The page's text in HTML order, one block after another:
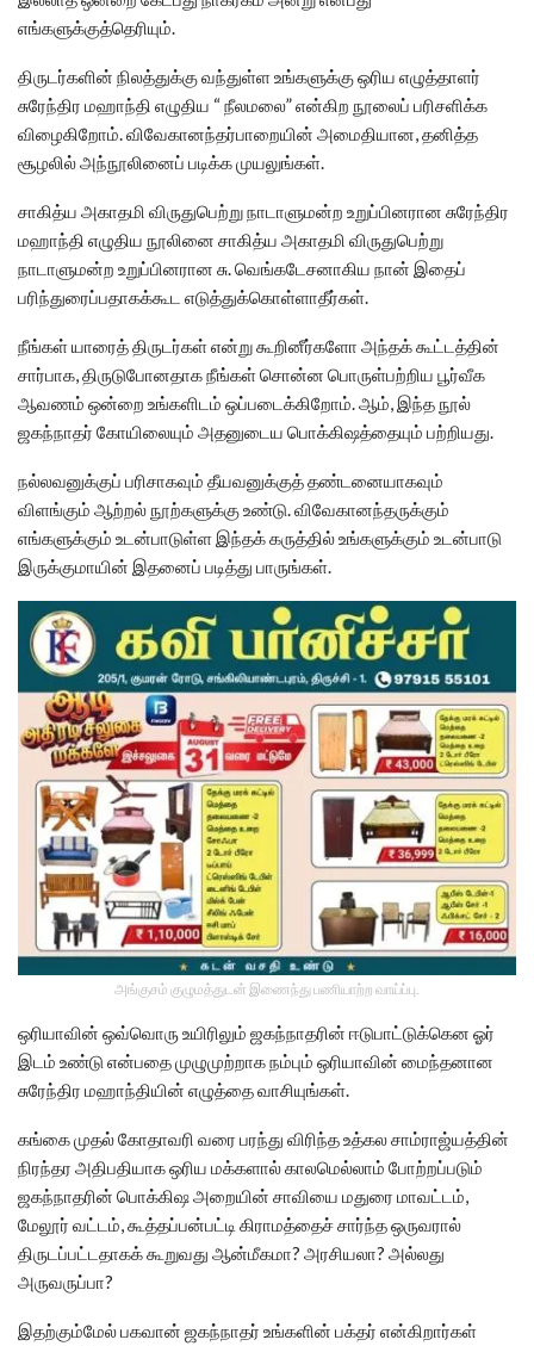
எங்களுக்குத்தெரியும்.
திருடர்களின் நிலத்துக்கு வந்துள்ள உங்களுக்கு ஒரிய எழுத்தாளர்
சுரேந்திர மஹாந்தி எழுதிய “ நீலமலை” என்கிற நூலைப் பரிசளிக்க
விழைகிறோம். விவேகானந்தர்பாறையின் அமைதியான, தனித்த
சூழலில் அந்நூலினைப் படிக்க முயலுங்கள்.
சாகித்ய அகாதமி விருதுபெற்று நாடாளுமன்ற உறுப்பினரான சுரேந்திர
மஹாந்தி எழுதிய நூலினை சாகித்ய அகாதமி விருதுபெற்று
நாடாளுமன்ற உறுப்பினரான சு. வெங்கடேசனாகிய நான் இதைப்
பரிந்துரைப்பதாகக்கூட எடுத்துக்கொள்ளாதீர்கள்.
நீங்கள் யாரைத் திருடர்கள் என்று கூறினீர்களோ அந்தக் கூட்டத்தின்
சார்பாக, திருடுபோனதாக நீங்கள் சொன்ன பொருள்பற்றிய பூர்வீக
ஆவணம் ஒன்றை உங்களிடம் ஒப்படைக்கிறோம். ஆம், இந்த நூல்
ஜகந்நாதர் கோயிலையும் அதனுடைய பொக்கிஷத்தையும் பற்றியது.
நல்லவனுக்குப் பரிசாகவும் தீயவனுக்குத் தண்டனையாகவும்
விளங்கும் ஆற்றல் நூற்களுக்கு உண்டு. விவேகானந்தருக்கும்
எங்களுக்கும் உடன்பாடுள்ள இந்தக் கருத்தில் உங்களுக்கும் உடன்பாடு
இருக்குமாயின் இதனைப் படித்து பாருங்கள்.
அங்குசம் குழுமத்துடன் இணைந்து பணியாற்ற வாய்ப்பு.
ஒரியாவின் ஒவ்வொரு உயிரிலும் ஜகந்நாதரின் ஈடுபாட்டுக்கென ஓர்
இடம் உண்டு என்பதை முழுமுற்றாக நம்பும் ஒரியாவின் மைந்தனான
சுரேந்திர மஹாந்தியின் எழுத்தை வாசியுங்கள்.
கங்கை முதல் கோதாவரி வரை பரந்து விரிந்த உத்கல சாம்ராஜ்யத்தின்
நிரந்தர அதிபதியாக ஒரிய மக்களால் காலமெல்லாம் போற்றப்படும்
ஜகந்நாதரின் பொக்கிஷ அறையின் சாவியை மதுரை மாவட்டம்,
மேலூர் வட்டம், கூத்தப்பன்பட்டி கிராமத்தைச் சார்ந்த ஒருவரால்
திருடப்பட்டதாகக் கூறுவது ஆன்மீகமா? அரசியலா? அல்லது
அருவருப்பா?
இதற்கும்மேல் பகவான் ஜகந்நாதர் உங்களின் பக்தர் என்கிறார்கள்